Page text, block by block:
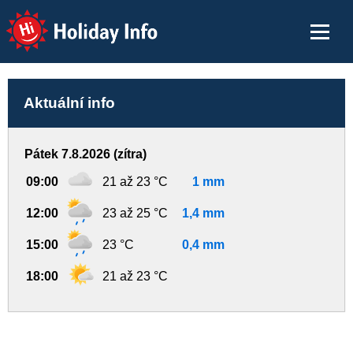
Holiday Info
Aktuální info
Pátek 7.8.2026 (zítra)
09:00 21 až 23 °C 1 mm
12:00 23 až 25 °C 1,4 mm
15:00 23 °C 0,4 mm
18:00 21 až 23 °C